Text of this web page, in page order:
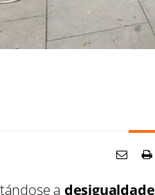
a